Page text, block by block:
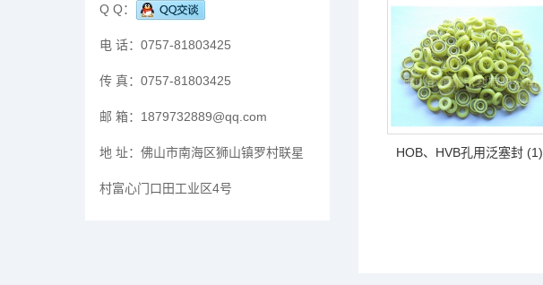
Q Q：
电 话： 0757-81803425
传 真： 0757-81803425
邮 箱： 1879732889@qq.com
地 址： 佛山市南海区狮山镇罗村联星
村富心门口田工业区4号
HOB、HVB孔用泛塞封 (1)